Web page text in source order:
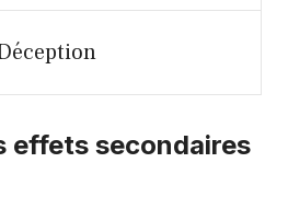
effets secondaires